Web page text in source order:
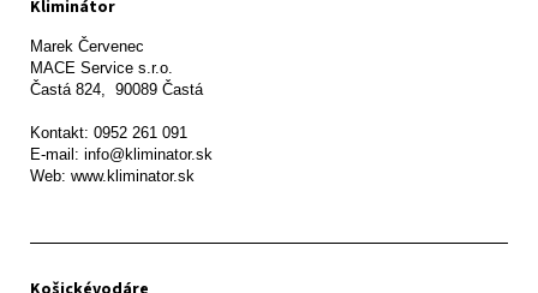
Kliminátor
Marek Červenec
MACE Service s.r.o.
Častá 824,  90089 Častá
Kontakt: 0952 261 091
E-mail: info@kliminator.sk
Web: www.kliminator.sk